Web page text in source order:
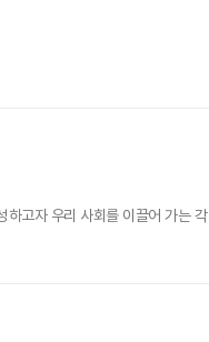
고자 우리 사회를 이끌어 가는